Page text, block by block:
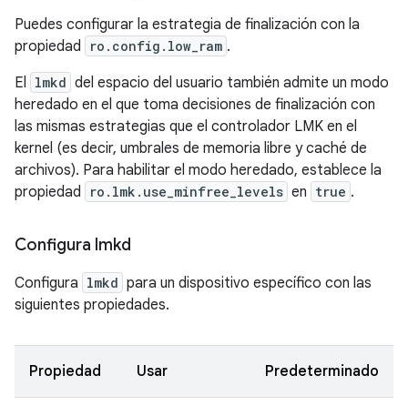
Puedes configurar la estrategia de finalización con la
propiedad
ro.config.low_ram .
El lmkd del espacio del usuario también admite un modo
heredado en el que toma decisiones de finalización con
las mismas estrategias que el controlador LMK en el
kernel (es decir, umbrales de memoria libre y caché de
archivos). Para habilitar el modo heredado, establece la
propiedad
ro.lmk.use_minfree_levels en true .
Configura lmkd
Configura lmkd para un dispositivo específico con las
siguientes propiedades.
Propiedad Usar Predeterminado